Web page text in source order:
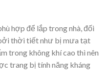
hợp để lắp trong nhà, đối
thời tiết như bị mưa tạt
trong không khí cao thì nên
trang bị tính năng kháng